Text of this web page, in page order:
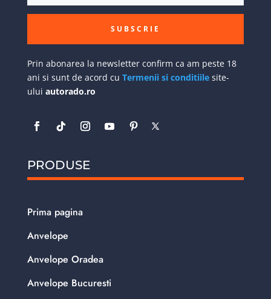
SUBSCRIE
Prin abonarea la newsletter confirm ca am peste 18
ani si sunt de acord cu Termenii si conditiilesite-
ului autorado.ro
PRODUSE
Prima pagina
Anvelope
Anvelope Oradea
Anvelope Bucuresti